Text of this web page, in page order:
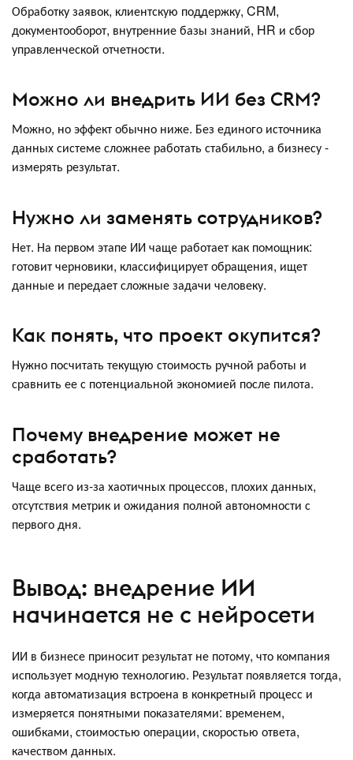
Обработку заявок, клиентскую поддержку, CRM,
документооборот, внутренние базы знаний, HR и сбор
управленческой отчетности.
Можно ли внедрить ИИ без CRM?
Можно, но эффект обычно ниже. Без единого источника
данных системе сложнее работать стабильно, а бизнесу -
измерять результат.
Нужно ли заменять сотрудников?
Нет. На первом этапе ИИ чаще работает как помощник:
готовит черновики, классифицирует обращения, ищет
данные и передает сложные задачи человеку.
Как понять, что проект окупится?
Нужно посчитать текущую стоимость ручной работы и
сравнить ее с потенциальной экономией после пилота.
Почему внедрение может не
сработать?
Чаще всего из-за хаотичных процессов, плохих данных,
отсутствия метрик и ожидания полной автономности с
первого дня.
Вывод: внедрение ИИ
начинается не с нейросети
ИИ в бизнесе приносит результат не потому, что компания
использует модную технологию. Результат появляется тогда,
когда автоматизация встроена в конкретный процесс и
измеряется понятными показателями: временем,
ошибками, стоимостью операции, скоростью ответа,
качеством данных.